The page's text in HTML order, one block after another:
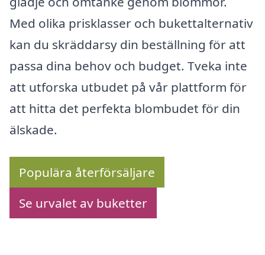
Med olika prisklasser och bukettalternativ
kan du skräddarsy din beställning för att
passa dina behov och budget. Tveka inte
att utforska utbudet på vår plattform för
att hitta det perfekta blombudet för din
älskade.
Populära återförsäljare
Se urvalet av buketter